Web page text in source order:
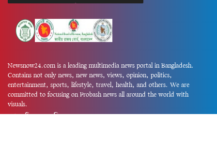
Newsnow24.com is a leading multimedia news portal in Bangladesh.
Contains not only news, new news, views, opinion, politics,
entertainment, sports, lifestyle, travel, health, and others. We are
committed to focusing on Probash news all around the world with
visuals.
তথ্য অধিদফতরের নিবন্ধন নম্বর :১৩৫